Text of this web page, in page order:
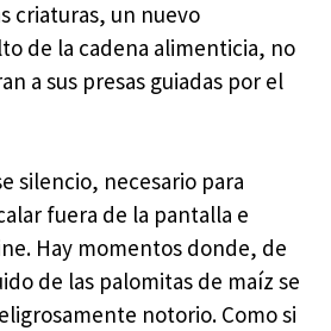
criaturas, un nuevo
de la cadena alimenticia, no
a sus presas guiadas por el
silencio, necesario para
fuera de la pantalla e
Hay momentos donde, de
de las palomitas de maíz se
notorio. Como si